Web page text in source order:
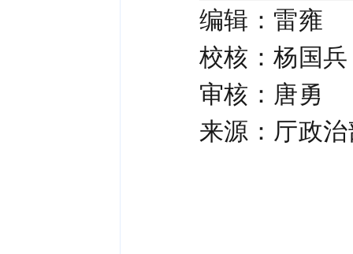
编辑：雷雍
校核：杨国兵
审核：唐勇
来源：厅政